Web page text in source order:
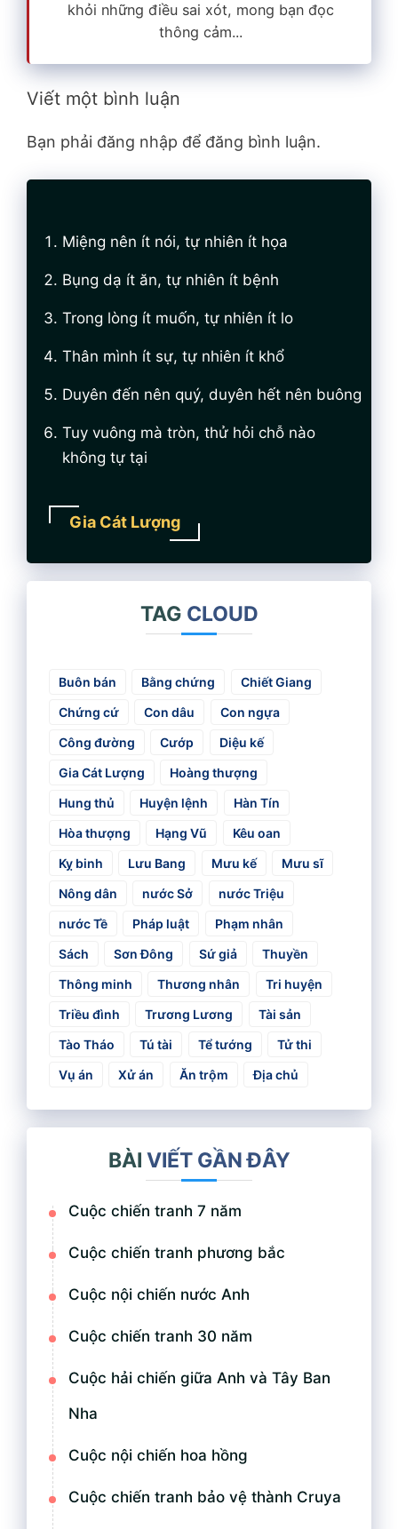
khỏi những điều sai xót, mong bạn đọc
thông cảm...
Viết một bình luận
Bạn phải đăng nhập để đăng bình luận.
Miệng nên ít nói, tự nhiên ít họa
Bụng dạ ít ăn, tự nhiên ít bệnh
Trong lòng ít muốn, tự nhiên ít lo
Thân mình ít sự, tự nhiên ít khổ
Duyên đến nên quý, duyên hết nên buông
Tuy vuông mà tròn, thử hỏi chỗ nào
không tự tại
Gia Cát Lượng
TAG CLOUD
Buôn bán Bằng chứng
Chiết Giang
Chứng cứ
Con dâu
Con ngựa
Công đường
Cướp
Diệu kế
Gia Cát Lượng
Hoàng thượng
Hung thủ
Huyện lệnh
Hàn Tín
Hòa thượng
Hạng Vũ
Kêu oan
Kỵ binh
Lưu Bang Mưu kế
Mưu sĩ
Nông dân
nước Sở
nước Triệu
nước Tề
Pháp luật
Phạm nhân
Sách
Sơn Đông Sứ giả
Thuyền
Thông minh
Thương nhân
Tri huyện
Triều đình
Trương Lương
Tài sản
Tào Tháo
Tú tài Tể tướng
Tử thi
Vụ án
Xử án Ăn trộm Địa chủ
BÀI VIẾT GẦN ĐÂY
Cuộc chiến tranh 7 năm
Cuộc chiến tranh phương bắc
Cuộc nội chiến nước Anh
Cuộc chiến tranh 30 năm
Cuộc hải chiến giữa Anh và Tây Ban
Nha
Cuộc nội chiến hoa hồng
Cuộc chiến tranh bảo vệ thành Cruya